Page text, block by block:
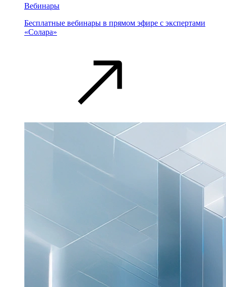
Вебинары
Бесплатные вебинары в прямом эфире с экспертами
«Солара»